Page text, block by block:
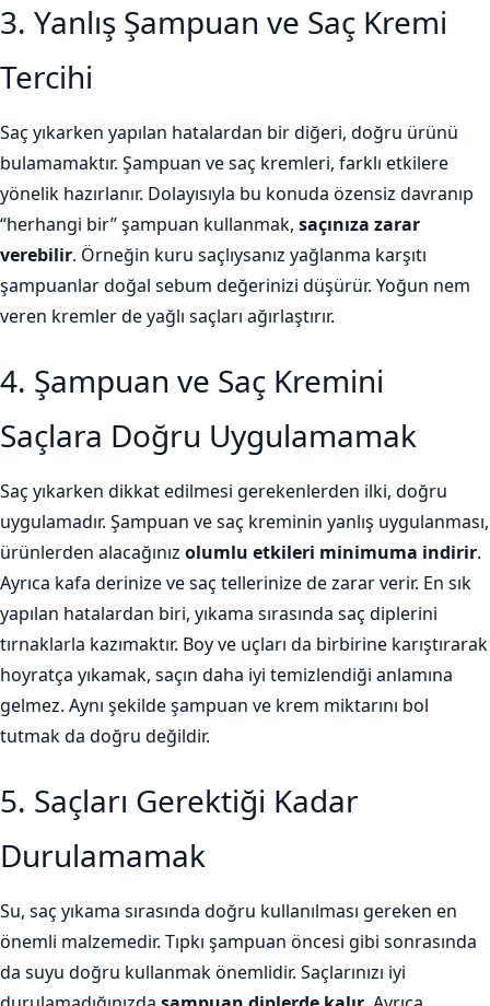
3. Yanlış Şampuan ve Saç Kremi
Tercihi
Saç yıkarken yapılan hatalardan bir diğeri, doğru ürünü
bulamamaktır. Şampuan ve saç kremleri, farklı etkilere
yönelik hazırlanır. Dolayısıyla bu konuda özensiz davranıp
“herhangi bir” şampuan kullanmak, saçınıza zarar
verebilir. Örneğin kuru saçlıysanız yağlanma karşıtı
şampuanlar doğal sebum değerinizi düşürür. Yoğun nem
veren kremler de yağlı saçları ağırlaştırır.
4. Şampuan ve Saç Kremini
Saçlara Doğru Uygulamamak
Saç yıkarken dikkat edilmesi gerekenlerden ilki, doğru
uygulamadır. Şampuan ve saç kreminin yanlış uygulanması,
ürünlerden alacağınız olumlu etkileri minimuma indirir.
Ayrıca kafa derinize ve saç tellerinize de zarar verir. En sık
yapılan hatalardan biri, yıkama sırasında saç diplerini
tırnaklarla kazımaktır. Boy ve uçları da birbirine karıştırarak
hoyratça yıkamak, saçın daha iyi temizlendiği anlamına
gelmez. Aynı şekilde şampuan ve krem miktarını bol
tutmak da doğru değildir.
5. Saçları Gerektiği Kadar
Durulamamak
Su, saç yıkama sırasında doğru kullanılması gereken en
önemli malzemedir. Tıpkı şampuan öncesi gibi sonrasında
da suyu doğru kullanmak önemlidir. Saçlarınızı iyi